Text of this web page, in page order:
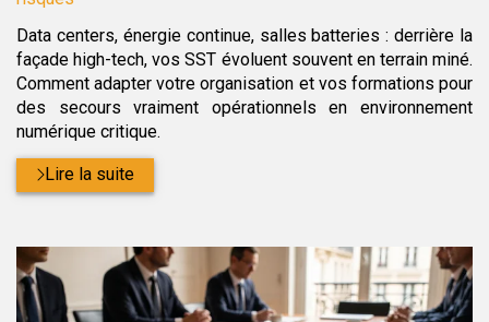
Data centers, énergie continue, salles batteries : derrière la
façade high-tech, vos SST évoluent souvent en terrain miné.
Comment adapter votre organisation et vos formations pour
des secours vraiment opérationnels en environnement
numérique critique.
Lire la suite